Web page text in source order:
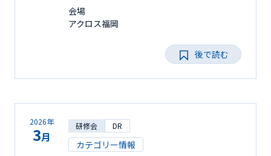
会場
アクロス福岡
後で読む
2026年
3月
研修会 DR
カテゴリー情報